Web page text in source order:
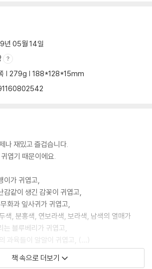
구니
지션
년 05월 14일
| 279g | 188*128*15mm
나 재밌고 즐겁습니다.
엽기 때문이에요.
이가 귀엽고,
감같이 생긴 감꽃이 귀엽고,
화과 잎사귀가 귀엽고,
색, 분홍색, 연보라색, 보라색, 남색의 열매가
블루베리가 귀엽고,
과육들이 알알이 귀엽고, (…)
한 것들에 알록달록한 색을 채우고,
책 속으로 더보기